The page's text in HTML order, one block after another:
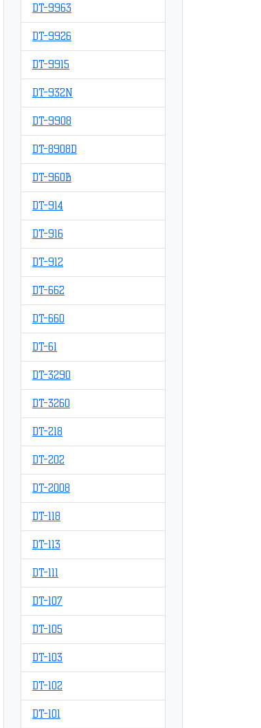
DT-9963
DT-9926
DT-9915
DT-932N
DT-9908
DT-8908D
DT-960B
DT-914
DT-916
DT-912
DT-662
DT-660
DT-61
DT-3290
DT-3260
DT-218
DT-202
DT-2008
DT-118
DT-113
DT-111
DT-107
DT-105
DT-103
DT-102
DT-101